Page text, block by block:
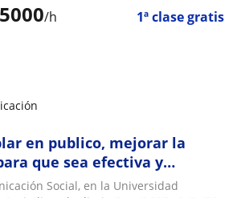
5000/h 1ª clase gratis
en publico, mejorar la
que sea efectiva y
Social, en la Universidad